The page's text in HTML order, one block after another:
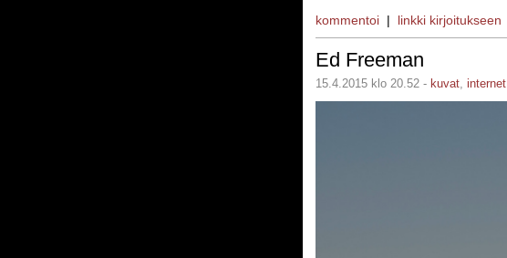
kommentoi | linkki kirjoitukseen
Ed Freeman
15.4.2015 klo 20.52 - kuvat, internet